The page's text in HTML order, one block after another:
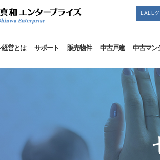
LALL
経営とは サポート 販売物件 中古戸建 中古マン